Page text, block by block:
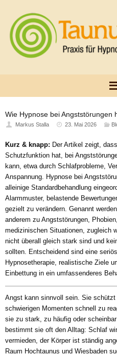
springen
Wie Hypnose bei Angststörungen
Markus Stalla 23. Mai 2026
Kurz & knapp: Der Artikel zeigt,
Schutzfunktion hat, bei
kann, etwa durch Schlafprobleme,
Anspannung. Hypnose bei
alleinige Standardbehandlung
Alarmmuster, belastende
gezielt zu verändern. Genannt
anderem zu Angststörungen,
medizinischen Situationen, zugleich
nicht überall gleich stark sind und
sollten. Entscheidend sind eine
Hypnosetherapie, realistische Ziele
Einbettung in ein umfassenderes
Angst kann sinnvoll sein. Sie
schwierigen Momenten schnell zu
sie zu stark, zu häufig oder
bestimmt sie oft den Alltag: Schlaf
vermieden, der Körper ist ständig
Raum Hochtaunus und Wiesbaden